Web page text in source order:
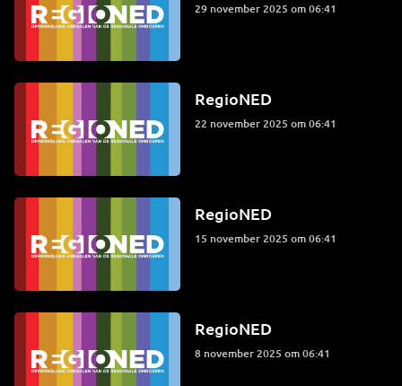
29 november 2025 om 06:41
RegioNED
22 november 2025 om 06:41
RegioNED
15 november 2025 om 06:41
RegioNED
8 november 2025 om 06:41